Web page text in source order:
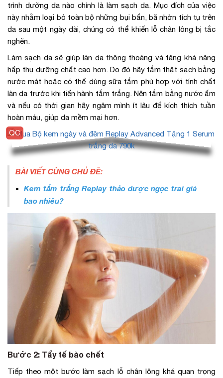
trình dưỡng da nào chính là làm sạch da. Mục đích của việc
này nhằm loại bỏ toàn bộ những bụi bẩn, bã nhờn tích tụ trên
da sau một ngày dài, chúng có thể khiến lỗ chân lông bị tắc
nghẽn.
Làm sạch da sẽ giúp làn da thông thoáng và tăng khả năng
hấp thụ dưỡng chất cao hơn. Do đó hãy tắm thật sạch bằng
nước mát hoặc có thể dùng sữa tắm phù hợp với tính chất
làn da trước khi tiến hành tắm trắng. Nên tắm bằng nước ấm
và nếu có thời gian hãy ngâm mình ít lâu để kích thích tuần
hoàn máu, giúp da mềm mại hơn.
BÀI VIẾT CÙNG CHỦ ĐỀ:
Kem tắm trắng Replay thảo dược ngọc trai giá
bao nhiêu?
Bước 2: Tẩy tế bào chết
Tiếp theo một bước làm sạch lỗ chân lông khá quan trọng